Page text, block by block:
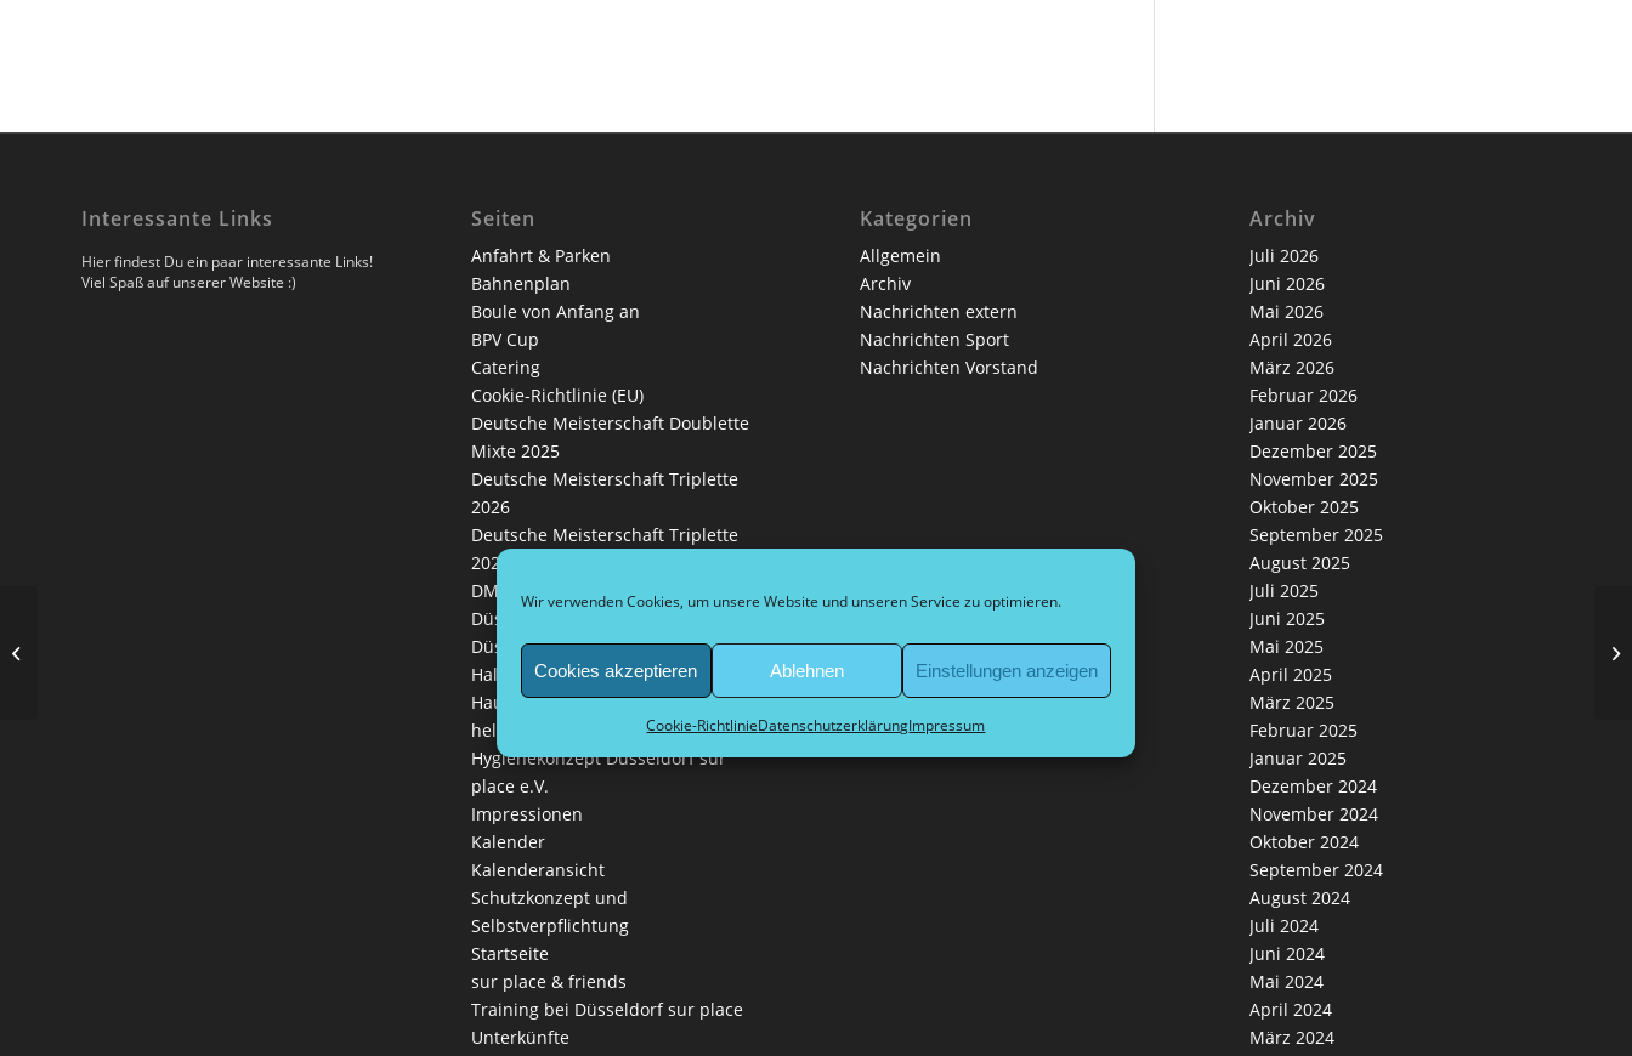
Wir verwenden Cookies, um unsere Website und unseren Service zu optimieren.
Cookies akzeptieren Ablehnen Einstellungen anzeigen
Cookie-RichtlinieDatenschutzerklärungImpressum
Interessante Links
Hier findest Du ein paar interessante Links!
Viel Spaß auf unserer Website :)
Seiten
Anfahrt & Parken
Bahnenplan
Boule von Anfang an
BPV Cup
Catering
Cookie-Richtlinie (EU)
Deutsche Meisterschaft Doublette
Mixte 2025
Deutsche Meisterschaft Triplette
2026
Deutsche Meisterschaft Triplette
2026
DM Zeitplan
Düsseldorf Ouvert
Düsseldorfer Stadtliga
Hallenhelfer
Hausordnung
helferplan
Hygienekonzept Düsseldorf sur
place e.V.
Impressionen
Kalender
Kalenderansicht
Schutzkonzept und
Selbstverpflichtung
Startseite
sur place & friends
Training bei Düsseldorf sur place
Unterkünfte
Kategorien
Allgemein
Archiv
Nachrichten extern
Nachrichten Sport
Nachrichten Vorstand
Archiv
Juli 2026
Juni 2026
Mai 2026
April 2026
März 2026
Februar 2026
Januar 2026
Dezember 2025
November 2025
Oktober 2025
September 2025
August 2025
Juli 2025
Juni 2025
Mai 2025
April 2025
März 2025
Februar 2025
Januar 2025
Dezember 2024
November 2024
Oktober 2024
September 2024
August 2024
Juli 2024
Juni 2024
Mai 2024
April 2024
März 2024